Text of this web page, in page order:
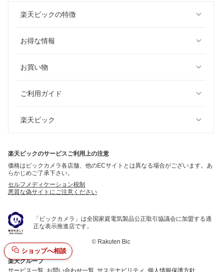
ショップへ相談
楽天ビックの特徴
お得な情報
お買い物
ご利用ガイド
楽天ビック
楽天ビックのサービスご利用上の注意
価格はビックカメラ各店舗、他のECサイトとは異なる場合がございます。あ
らかじめご了承下さい。
セルフメディケーション税制
悪質な偽サイトにご注意ください
「ビックカメラ」は全国家庭電気製品公正取引協議会に加盟する適
正な表示推進店です。
© Rakuten Bic
楽天グループ
サービス一覧 お問い合わせ一覧 サステナビリティ 個人情報保護方針